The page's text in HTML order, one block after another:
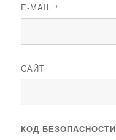
E-MAIL *
САЙТ
КОД БЕЗОПАСНОСТИ